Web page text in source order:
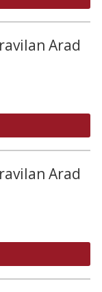
Arad
Arad